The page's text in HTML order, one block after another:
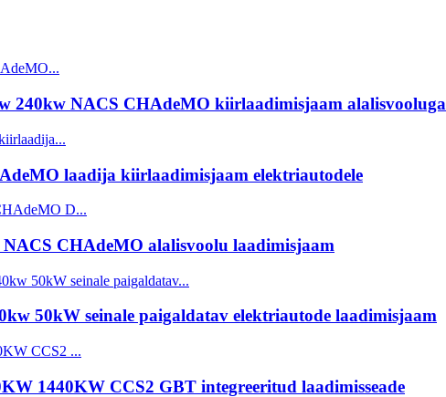
240kw NACS CHAdeMO kiirlaadimisjaam alalisvooluga
laadija kiirlaadimisjaam elektriautodele
CHAdeMO alalisvoolu laadimisjaam
50kW seinale paigaldatav elektriautode laadimisjaam
1440KW CCS2 GBT integreeritud laadimisseade